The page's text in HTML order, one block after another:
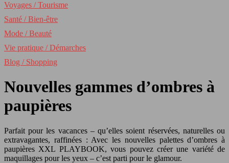
Voyages / Tourisme
Santé / Bien-être
Mode / Beauté
Vie pratique / Démarches
Blog / Shopping
Nouvelles gammes d’ombres à
paupières
Parfait pour les vacances – qu’elles soient réservées, naturelles ou
extravagantes, raffinées : Avec les nouvelles palettes d’ombres à
paupières XXL PLAYBOOK, vous pouvez créer une variété de
maquillages pour les yeux – c’est parti pour le glamour.